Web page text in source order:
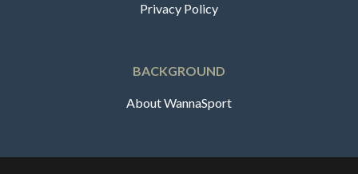
Privacy Policy
BACKGROUND
About WannaSport